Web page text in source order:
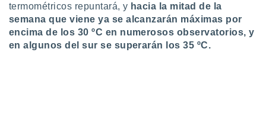
en
más
nuestra
termométricos repuntará, y hacia la mitad de la
semana que viene ya se alcanzarán máximas por
encima de los 30 ºC en numerosos observatorios, y
en algunos del sur se superarán los 35 ºC.